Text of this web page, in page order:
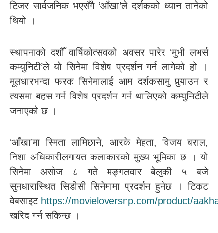
टिजर सार्वजनिक भएसँगै ‘आँखा’ले दर्शकको ध्यान तानेको
थियो ।
स्थापनाको दशौँ वार्षिकोत्सवको अवसर पारेर ‘मुभी लभर्स
कम्युनिटी’ले यो सिनेमा विशेष प्रदर्शन गर्न लागेको हो ।
मूलधारभन्दा फरक सिनेमालाई आम दर्शकसामु पुर्‍याउन र
त्यसमा बहस गर्न विशेष प्रदर्शन गर्न थालिएको कम्युनिटीले
जनाएको छ ।
‘आँखा’मा स्मिता लामिछाने, आरके मेहता, विजय बराल,
निशा अधिकारीलगायत कलाकारको मुख्य भूमिका छ । यो
सिनेमा असोज ८ गते मङ्गलवार बेलुकी ५ बजे
सुनधारास्थित सिडीसी सिनेमामा प्रदर्शन हुनेछ । टिकट
वेबसाइट https://movieloversnp.com/product/
खरिद गर्न सकिन्छ ।